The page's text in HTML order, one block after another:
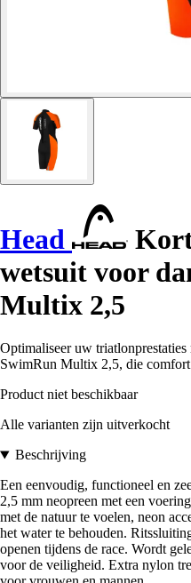
Head
wetsuit voor
Multix 2,5
Optimaliseer uw
SwimRun Multix 2,5, die
Product niet beschikbaar
Alle varianten zijn uitverkocht
Beschrijving
Een eenvoudig, functioneel en
2,5 mm neopreen met een
met de natuur te voelen, neon
het water te behouden.
openen tijdens de race. Wordt
voor de veiligheid. Extra nylon